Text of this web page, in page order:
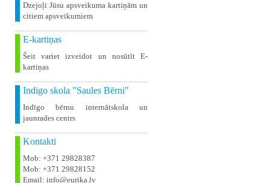
Dzejoļi Jūsu apsveikuma kartiņām un
citiem apsveikumiem
E-kartiņas
Šeit variet izveidot un nosūtīt E-
kartiņas
Indigo skola "Saules Bērni"
Indīgo bērnu internātskola un
jaunrades centrs
Kontakti
Mob: +371 29828387
Mob: +371 29828152
Email: info@eurika.lv